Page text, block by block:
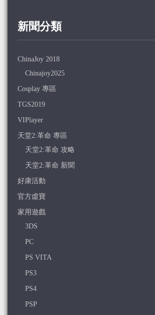
新聞分類
ChinaJoy 2018
Chinajoy2025
Cosplay 專區
TGS2019
VIPlayer
天堂2:革命 專區
天堂2:革命 攻略
天堂2:革命 新聞
好康活動
官方虛寶
家用遊戲
3DS
PC
PS VITA
PS3
PS4
PSP